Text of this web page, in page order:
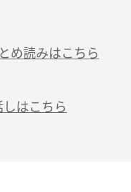
め読みはこちら
はこちら